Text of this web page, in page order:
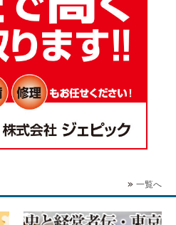
一覧へ